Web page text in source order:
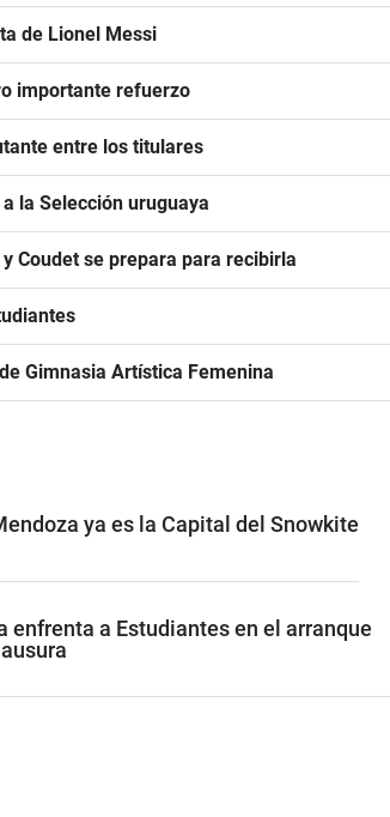
de Lionel Messi
importante refuerzo
entre los titulares
la Selección uruguaya
Coudet se prepara para recibirla
Gimnasia Artística Femenina
ya es la Capital del Snowkite
enfrenta a Estudiantes en el arranque